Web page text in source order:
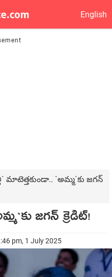
English
మాటెత్త‌కుండా.. `అమ్మ‌`కు జ‌గ‌న్‌
జ‌గ‌న్‌ క్రెడిట్!
pm, 1 July 2025